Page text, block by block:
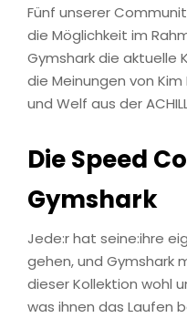
Fünf unserer
die Möglichkeit im
Gymshark die aktuelle
die Meinungen von Kim
und Welf aus der
Die Speed
Gymshark
Jede:r hat seine:ihre
gehen, und Gymshark
dieser Kollektion wohl
was ihnen das Laufen